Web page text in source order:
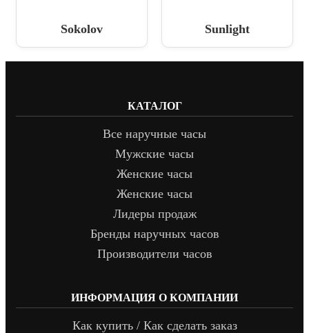
Sokolov Sunlight
КАТАЛОГ
Все наручные часы
Мужские часы
Женские часы
Женские часы
Лидеры продаж
Бренды наручных часов
Производители часов
ИНФОРМАЦИЯ О КОМПАНИИ
Как купить / Как сделать заказ